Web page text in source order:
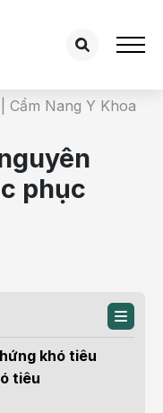
Cẩm Nang Y Khoa
phục
khó tiêu
tiêu